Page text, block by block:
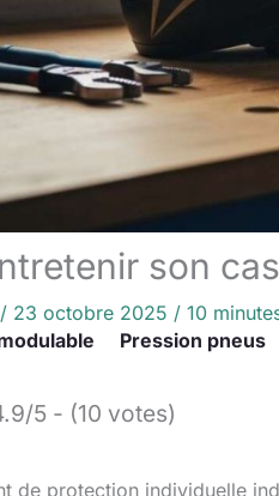
son
/ 23 octobre 2025 / 10
Pression pneus
5 - (10 votes)
de protection individuelle